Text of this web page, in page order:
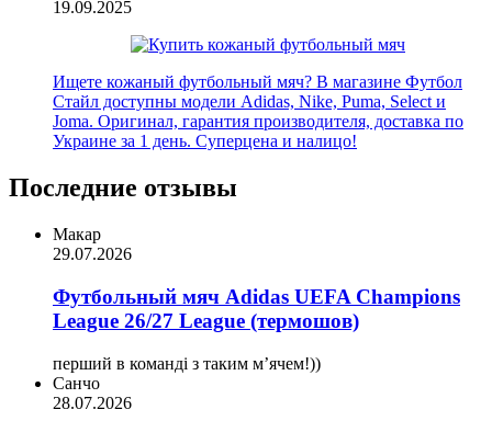
19.09.2025
Ищете кожаный футбольный мяч? В магазине Футбол
Стайл доступны модели Adidas, Nike, Puma, Select и
Joma. Оригинал, гарантия производителя, доставка по
Украине за 1 день. Суперцена и налицо!
Последние отзывы
Макар
29.07.2026
Футбольный мяч Adidas UEFA Champions
League 26/27 League (термошов)
перший в команді з таким мʼячем!))
Санчо
28.07.2026